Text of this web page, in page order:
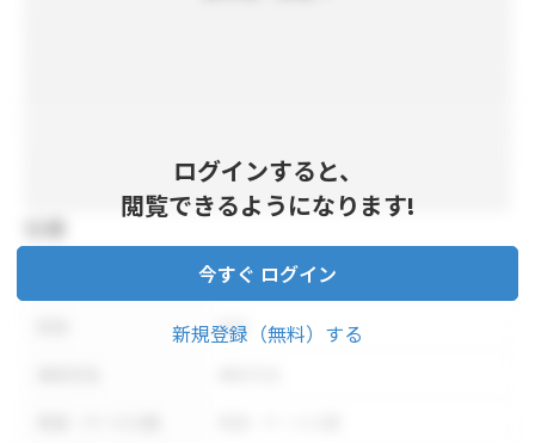
ログインすると、
閲覧できるようになります!
今すぐ ログイン
新規登録（無料）する
内容量
形状